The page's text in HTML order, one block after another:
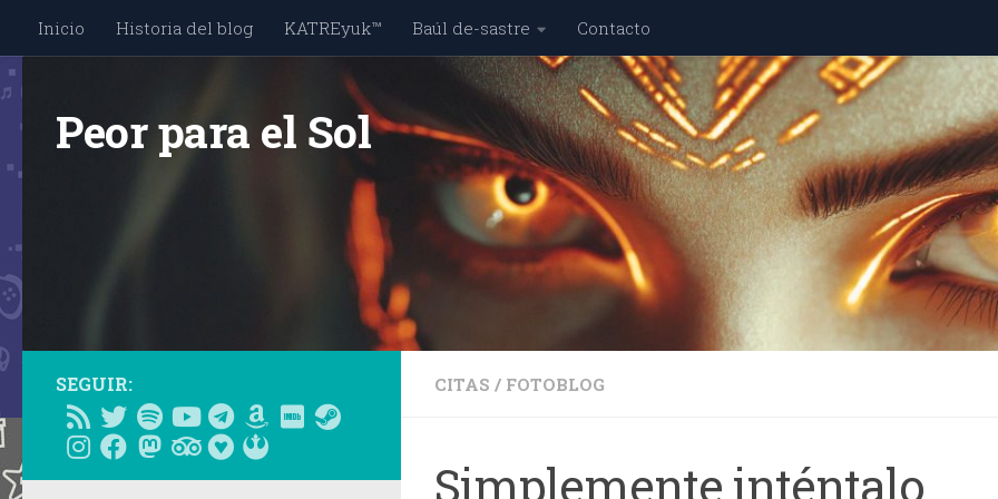
Saltar al contenido
Inicio Historia del blog KATREyuk™ Baúl de-sastre Contacto
Peor para el Sol
CITAS / FOTOBLOG
Simplemente inténtalo…
SEGUIR: